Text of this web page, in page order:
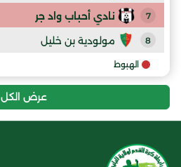
7 نادي أحباب واد جر
8 مولودية بن خليل
الهبوط
عرض الكل